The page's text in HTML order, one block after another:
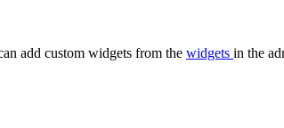
add custom widgets from the widgets in the